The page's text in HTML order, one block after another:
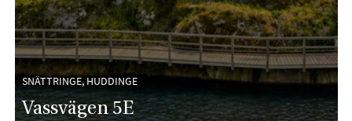
SNÄTTRINGE, HUDDINGE
Vassvägen 5E